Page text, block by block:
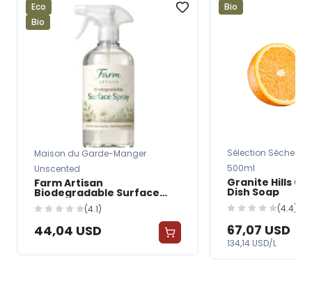
Eco
Bio
Maison du Garde-Manger
Unscented
Farm Artisan
Biodegradable Surface
Spray (4.1)
44,04 USD
Bio
Sélection Sèche
500ml
Granite Hills
Dish Soap
(4.4)
67,07 USD
134,14 USD/L